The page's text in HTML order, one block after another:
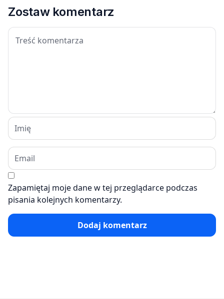
Zostaw komentarz
Zapamiętaj moje dane w tej przeglądarce podczas
pisania kolejnych komentarzy.
Dodaj komentarz